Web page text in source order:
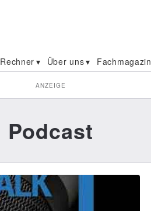
Rechner Über uns Fachmagazin
ANZEIGE
Podcast